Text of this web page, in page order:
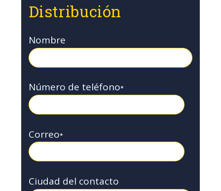
Distribución
Nombre
Número de teléfono*
Correo*
Ciudad del contacto